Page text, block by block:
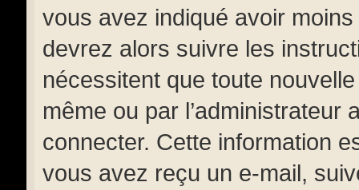
vous avez indiqué avoir
devrez alors suivre les
nécessitent que toute
même ou par
connecter. Cette information
vous avez reçu un e-mail,